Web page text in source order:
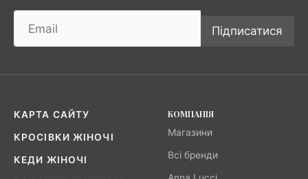
Підписатися
КАРТА САЙТУ
КРОСІВКИ ЖІНОЧІ
КЕДИ ЖІНОЧІ
КОМПАНІЯ
Магазини
Всі бренди